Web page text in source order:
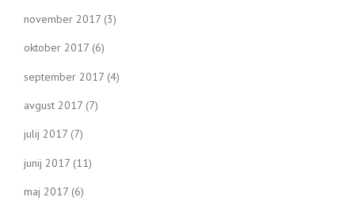
november 2017 (3)
oktober 2017 (6)
september 2017 (4)
avgust 2017 (7)
julij 2017 (7)
junij 2017 (11)
maj 2017 (6)